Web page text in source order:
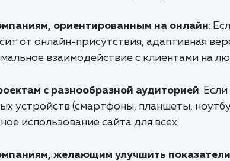
ориентированным на онлайн:
от онлайн-присутствия, адаптивная
взаимодействие с клиентами на
с разнообразной аудиторией:
устройств (смартфоны, планшеты,
использование сайта для всех.
желающим улучшить показатели